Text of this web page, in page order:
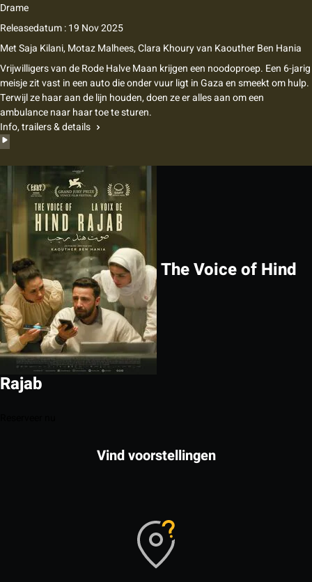
Drame
Releasedatum : 19 Nov 2025
MetSaja Kilani, Motaz Malhees, Clara Khouryvan Kaouther Ben Hania
Vrijwilligers van de Rode Halve Maan krijgen een noodoproep. Een 6-jarig
meisje zit vast in een auto die onder vuur ligt in Gaza en smeekt om hulp.
Terwijl ze haar aan de lijn houden, doen ze er alles aan om een
ambulance naar haar toe te sturen.
Info, trailers & details
The Voice of Hind
Rajab
Vind voorstellingen